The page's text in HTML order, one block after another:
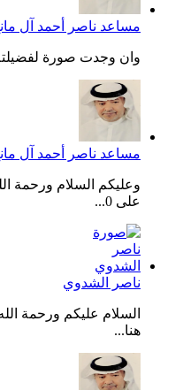
مساعد ناصر أحمد آل
وان وجدت صورة
مساعد ناصر أحمد آل
وعليكم السلام ورحمة
على 0...
ناصر الشدوي
السلام عليكم ورحمة
هنا...